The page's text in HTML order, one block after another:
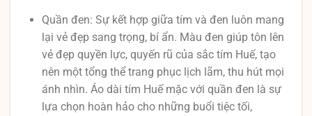
Quần đen: Sự kết hợp giữa tím và đen luôn mang
lại vẻ đẹp sang trọng, bí ẩn. Màu đen giúp tôn lên
vẻ đẹp quyền lực, quyến rũ của sắc tím Huế, tạo
nên một tổng thể trang phục lịch lãm, thu hút mọi
ánh nhìn. Áo dài tím Huế mặc với quần đen là sự
lựa chọn hoàn hảo cho những buổi tiệc tối,